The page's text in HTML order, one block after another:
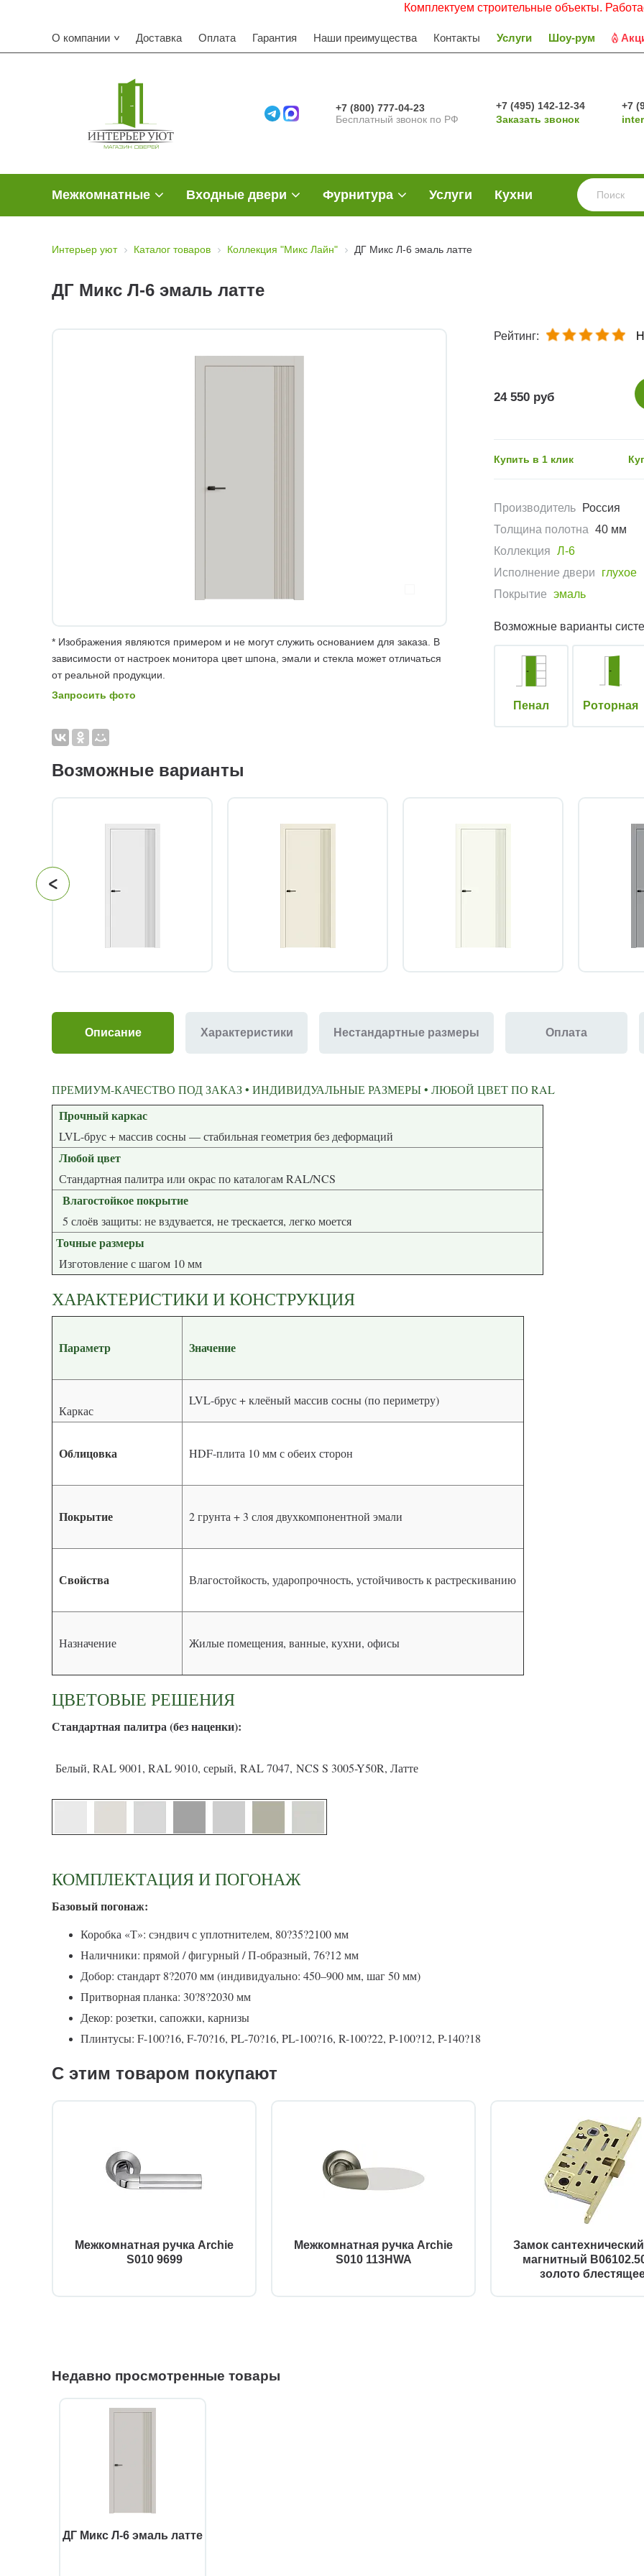
Комплектуем строительные объекты. Работаем с
О компании Доставка Оплата Гарантия Наши преимущества Контакты Услуги Шоу-рум
+7 (800) 777-04-23
Бесплатный звонок по РФ
+7 (495) 142-12-34
Заказать звонок
+7
Межкомнатные Входные двери Фурнитура Услуги Кухни
Интерьер уют Каталог товаров Коллекция "Микс Лайн" ДГ Микс Л-6 эмаль латте
ДГ Микс Л-6 эмаль латте
* Изображения являются примером и не могут служить основанием для заказа. В
зависимости от настроек монитора цвет шпона, эмали и стекла может отличаться
от реальной продукции.
Запросить фото
Рейтинг:
24 550 руб
Купить в 1 клик
Производитель
Россия
Толщина полотна 40 мм
Коллекция Л-6
Исполнение двери
глухое
Покрытие эмаль
Возможные варианты
Пенал Роторная
Возможные варианты
Описание Характеристики Нестандартные размеры Оплата
ПРЕМИУМ-КАЧЕСТВО ПОД ЗАКАЗ • ИНДИВИДУАЛЬНЫЕ РАЗМЕРЫ • ЛЮБОЙ ЦВЕТ ПО RAL
Прочный каркас
LVL-брус + массив сосны — стабильная геометрия без деформаций
Любой цвет
Стандартная палитра или окрас по каталогам RAL/NCS
Влагостойкое покрытие
5 слоёв защиты: не вздувается, не трескается, легко моется
Точные размеры
Изготовление с шагом 10 мм
ХАРАКТЕРИСТИКИ И КОНСТРУКЦИЯ
Параметр Значение
Каркас
LVL-брус + клеёный массив сосны (по периметру)
Облицовка HDF-плита 10 мм с обеих сторон
Покрытие 2 грунта + 3 слоя двухкомпонентной эмали
Свойства Влагостойкость, ударопрочность, устойчивость к растрескиванию
Назначение Жилые помещения, ванные, кухни, офисы
ЦВЕТОВЫЕ РЕШЕНИЯ
Стандартная палитра (без наценки):
Белый, RAL 9001, RAL 9010, серый, RAL 7047, NCS S 3005-Y50R, Латте
КОМПЛЕКТАЦИЯ И ПОГОНАЖ
Базовый погонаж:
Коробка «Т»: сэндвич с уплотнителем, 80?35?2100 мм
Наличники: прямой / фигурный / П-образный, 76?12 мм
Добор: стандарт 8?2070 мм (индивидуально: 450–900 мм, шаг 50 мм)
Притворная планка: 30?8?2030 мм
Декор: розетки, сапожки, карнизы
Плинтусы: F-100?16, F-70?16, PL-70?16, PL-100?16, R-100?22, P-100?12, P-140?18
С этим товаром покупают
Межкомнатная ручка Archie
S010 9699
Межкомнатная ручка Archie
S010 113HWA
Замок
магнитный
золото
Недавно просмотренные товары
ДГ Микс Л-6 эмаль латте